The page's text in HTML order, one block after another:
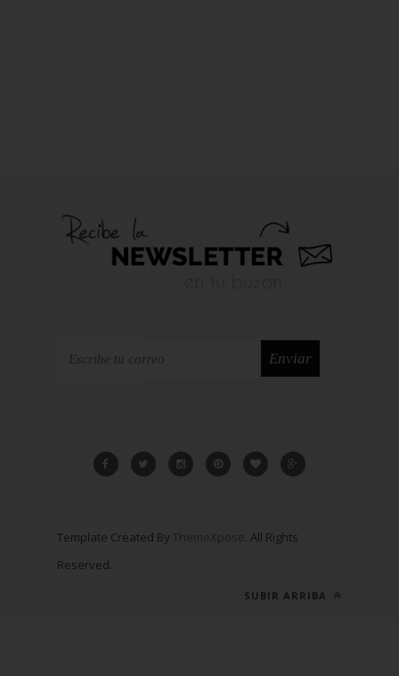
Template Created By ThemeXpose . All Rights
Reserved.
SUBIR ARRIBA